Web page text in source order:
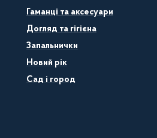
Гаманці та аксесуари
Догляд та гігієна
Запальнички
Новий рік
Сад і город